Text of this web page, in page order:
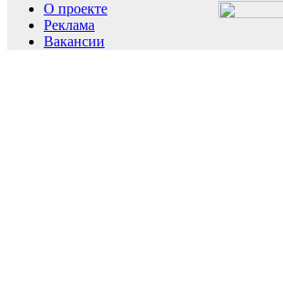
О проекте
Реклама
Вакансии